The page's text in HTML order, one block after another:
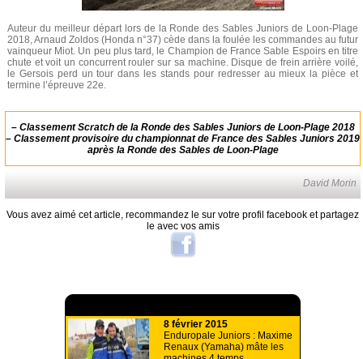
Auteur du meilleur départ lors de la Ronde des Sables Juniors de Loon-Plage
2018, Arnaud Zoldos (Honda n°37) cède dans la foulée les commandes au futur
vainqueur Miot. Un peu plus tard, le Champion de France Sable Espoirs en titre
chute et voit un concurrent rouler sur sa machine. Disque de frein arrière voilé,
le Gersois perd un tour dans les stands pour redresser au mieux la pièce et
termine l’épreuve 22e.
– Classement Scratch de la Ronde des Sables Juniors de Loon-Plage 2018
– Classement provisoire du championnat de France des Sables Juniors 2019
après la Ronde des Sables de Loon-Plage
David Morin
Vous avez aimé cet article, recommandez le sur votre profil facebook et partagez
le avec vos amis
8 février 2015
Enduropale Juniors : Maxime
Renaux (Yamaha) mâte les